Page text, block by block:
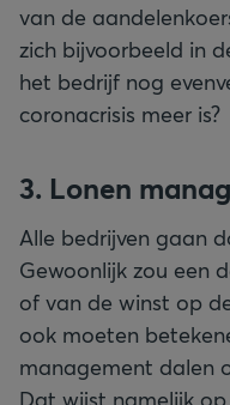
van de
zich bijvoorbeeld in
het bedrijf nog
coronacrisis meer is?
3. Lonen
Alle bedrijven gaan
Gewoonlijk zou een
of van de winst op
ook moeten
management dalen
Dat wijst namelijk